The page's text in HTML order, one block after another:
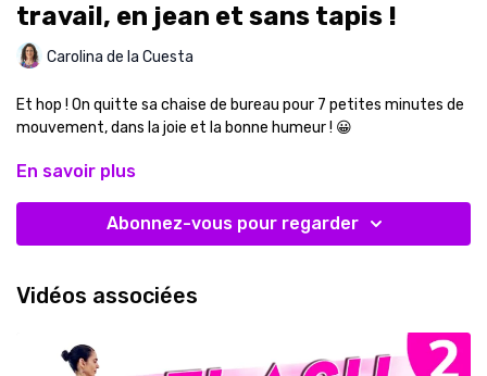
travail, en jean et sans tapis !
Carolina de la Cuesta
Et hop ! On quitte sa chaise de bureau pour 7 petites minutes de
mouvement, dans la joie et la bonne humeur ! 😀
Ce n'est pas grave si vos postures ne sont pas parfaites,
En savoir plus
Abonnez-vous pour regarder
Vidéos associées